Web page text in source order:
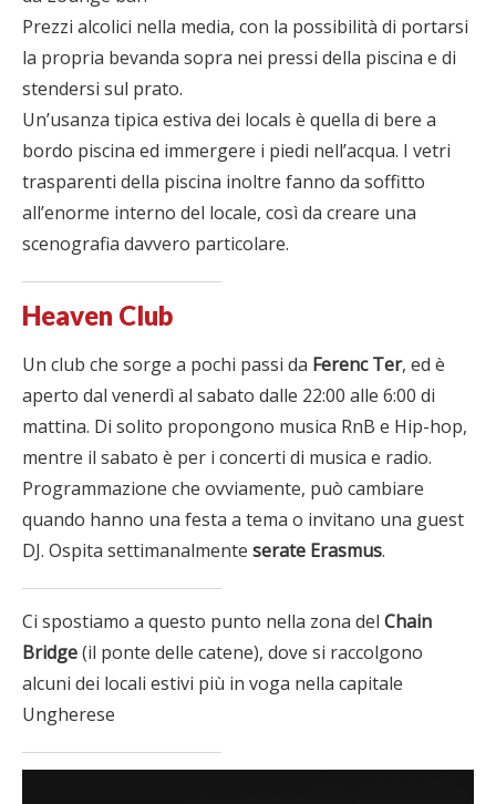
Prezzi alcolici nella media, con la possibilità di portarsi
la propria bevanda sopra nei pressi della piscina e di
stendersi sul prato.
Un’usanza tipica estiva dei locals è quella di bere a
bordo piscina ed immergere i piedi nell’acqua. I vetri
trasparenti della piscina inoltre fanno da soffitto
all’enorme interno del locale, così da creare una
scenografia davvero particolare.
Heaven Club
Un club che sorge a pochi passi da Ferenc Ter, ed è
aperto dal venerdì al sabato dalle 22:00 alle 6:00 di
mattina. Di solito propongono musica RnB e Hip-hop,
mentre il sabato è per i concerti di musica e radio.
Programmazione che ovviamente, può cambiare
quando hanno una festa a tema o invitano una guest
DJ. Ospita settimanalmente serate Erasmus.
Ci spostiamo a questo punto nella zona del Chain
Bridge(il ponte delle catene), dove si raccolgono
alcuni dei locali estivi più in voga nella capitale
Ungherese